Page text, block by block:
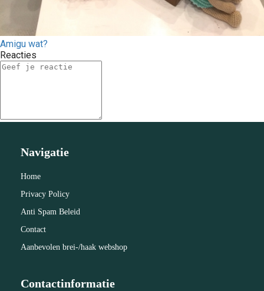
Amigu wat?
Reacties
Navigatie
Home
Privacy Policy
Anti Spam Beleid
Contact
Aanbevolen brei-/haak webshop
Contactinformatie